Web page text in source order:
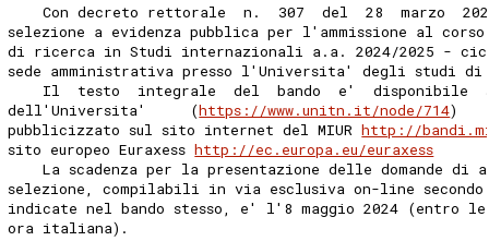
Con decreto rettorale  n.  307  del  28  marzo
selezione a evidenza pubblica per l'ammissione al
di ricerca in Studi internazionali a.a. 2024/2025 -
sede amministrativa presso l'Universita' degli studi
Il  testo  integrale  del  bando  e'  disponibile
dell'Universita'     (https://www.unitn.it/node/714)
pubblicizzato sul sito internet del MIUR http://
sito europeo Euraxess http://ec.europa.eu/euraxess
La scadenza per la presentazione delle domande di
selezione, compilabili in via esclusiva on-line
indicate nel bando stesso, e' l'8 maggio 2024 (entro
ora italiana).